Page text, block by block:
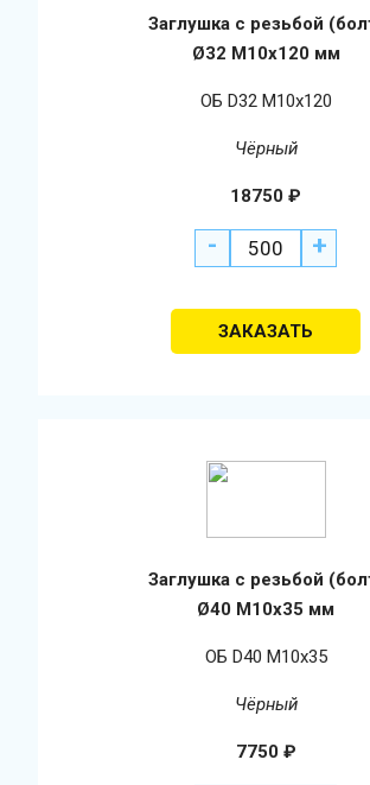
Заглушка с резьбой
Ø32 М10х120 мм
ОБ D32 М10х120
Чёрный
18750 ₽
- +
Заглушка с резьбой
Ø40 М10х35 мм
ОБ D40 М10х35
Чёрный
7750₽